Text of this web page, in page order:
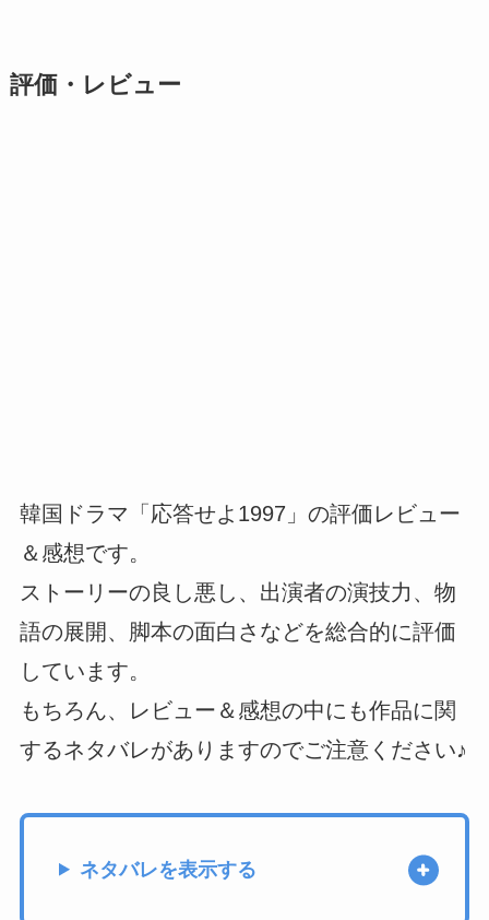
評価・レビュー
韓国ドラマ「応答せよ1997」の評価レビュー
＆感想です。
ストーリーの良し悪し、出演者の演技力、物
語の展開、脚本の面白さなどを総合的に評価
しています。
もちろん、レビュー＆感想の中にも作品に関
するネタバレがありますのでご注意ください♪
ネタバレを表示する